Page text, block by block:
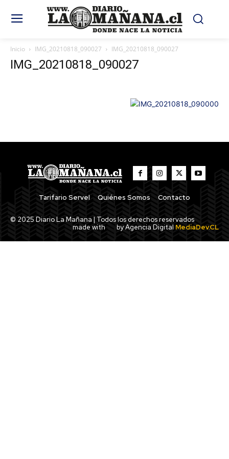
Inicio IMG_20210818_090027 IMG_20210818_090027
IMG_20210818_090027
Tarifario Servel Quiénes Somos Contacto
© 2025 Diario La Mañana | Todos los derechos reservados
made with
by Agencia Digital MediaDev.CL